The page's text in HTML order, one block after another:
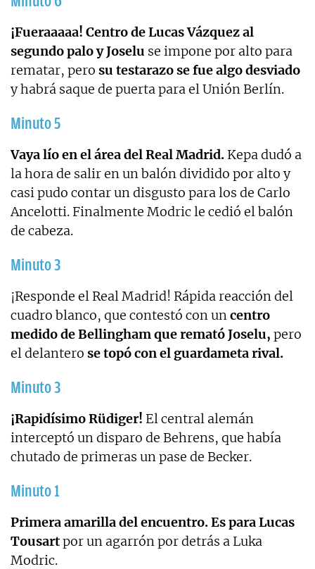
¡Fueraaaaa! Centro de Lucas Vázquez al
segundo palo y Joselu se impone por alto para
rematar, pero su testarazo se fue algo desviado
y habrá saque de puerta para el Unión Berlín.
Minuto 5
Vaya lío en el área del Real Madrid. Kepa dudó a
la hora de salir en un balón dividido por alto y
casi pudo contar un disgusto para los de Carlo
Ancelotti. Finalmente Modric le cedió el balón
de cabeza.
Minuto 3
¡Responde el Real Madrid! Rápida reacción del
cuadro blanco, que contestó con uncentro
medido de Bellingham que remató Joselu, pero
el delantero se topó con el guardameta rival.
Minuto 3
¡Rapidísimo Rüdiger! El central alemán
interceptó un disparo de Behrens, que había
chutado de primeras un pase de Becker.
Minuto 1
Primera amarilla del encuentro. Es para Lucas
Tousartpor un agarrón por detrás a Luka
Modric.